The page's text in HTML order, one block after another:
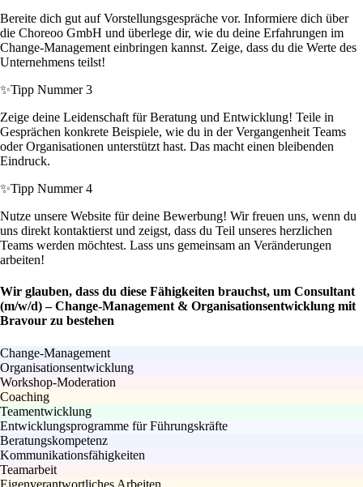
Bereite dich gut auf Vorstellungsgespräche vor. Informiere dich über
die Choreoo GmbH und überlege dir, wie du deine Erfahrungen im
Change-Management einbringen kannst. Zeige, dass du die Werte des
Unternehmens teilst!
✨Tipp Nummer 3
Zeige deine Leidenschaft für Beratung und Entwicklung! Teile in
Gesprächen konkrete Beispiele, wie du in der Vergangenheit Teams
oder Organisationen unterstützt hast. Das macht einen bleibenden
Eindruck.
✨Tipp Nummer 4
Nutze unsere Website für deine Bewerbung! Wir freuen uns, wenn du
uns direkt kontaktierst und zeigst, dass du Teil unseres herzlichen
Teams werden möchtest. Lass uns gemeinsam an Veränderungen
arbeiten!
Wir glauben, dass du diese Fähigkeiten brauchst, um Consultant
(m/w/d) – Change-Management & Organisationsentwicklung mit
Bravour zu bestehen
Change-Management
Organisationsentwicklung
Workshop-Moderation
Coaching
Teamentwicklung
Entwicklungsprogramme für Führungskräfte
Beratungskompetenz
Kommunikationsfähigkeiten
Teamarbeit
Eigenverantwortliches Arbeiten